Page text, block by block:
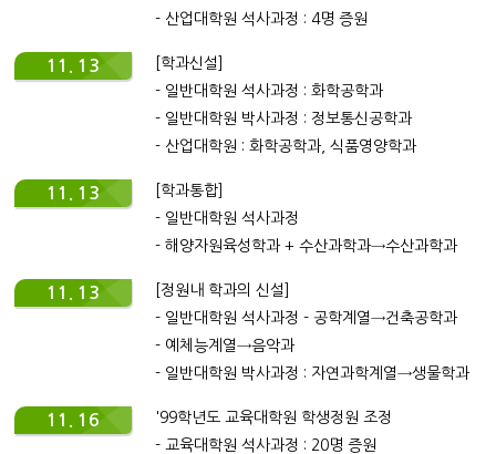
- 산업대학원 석사과정 : 4명 증원
11. 13
[학과신설]
- 일반대학원 석사과정 : 화학공학과
- 일반대학원 박사과정 : 정보통신공학과
- 산업대학원 : 화학공학과, 식품영양학과
11. 13
[학과통합]
- 일반대학원 석사과정
- 해양자원육성학과 + 수산과학과→수산과학과
11. 13
[정원내 학과의 신설]
- 일반대학원 석사과정 - 공학계열→건축공학과
- 예체능계열→음악과
- 일반대학원 박사과정 : 자연과학계열→생물학과
11. 16
'99학년도 교육대학원 학생정원 조정
- 교육대학원 석사과정 : 20명 증원